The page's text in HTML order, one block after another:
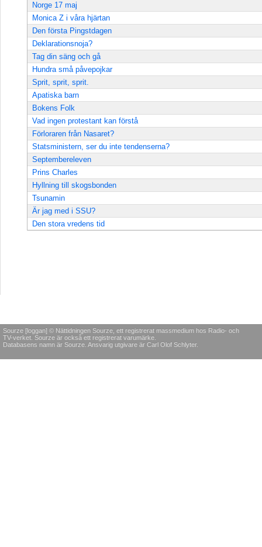
Norge 17 maj
Monica Z i våra hjärtan
Den första Pingstdagen
Deklarationsnoja?
Tag din säng och gå
Hundra små påvepojkar
Sprit, sprit, sprit.
Apatiska barn
Bokens Folk
Vad ingen protestant kan förstå
Förloraren från Nasaret?
Statsministern, ser du inte tendenserna?
Septembereleven
Prins Charles
Hyllning till skogsbonden
Tsunamin
Är jag med i SSU?
Den stora vredens tid
Sourze [loggan] © Nättidningen Sourze, ett registrerat massmedium hos Radio- och
TV-verket. Sourze är också ett registrerat varumärke.
Databasens namn är Sourze. Ansvarig utgivare är Carl Olof Schlyter.